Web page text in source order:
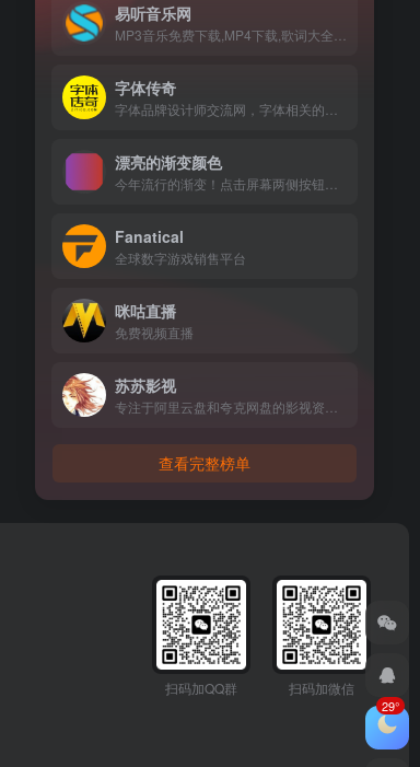
易听音乐网
字体传奇
漂亮的渐变颜色
Fanatical
全球数字游戏销售平台
咪咕直播
免费视频直播
苏苏影视
查看完整榜单
扫码加QQ群 扫码加微信
29°